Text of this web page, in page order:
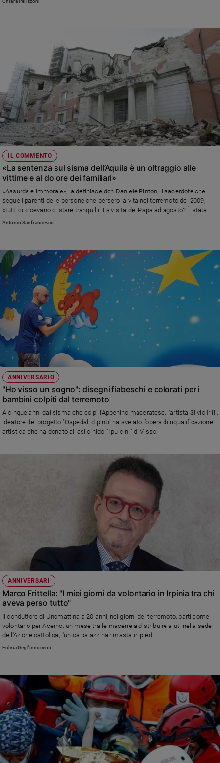
Chiara Pelizzoni
IL COMMENTO
«La sentenza sul sisma dell’Aquila è un oltraggio alle
vittime e al dolore dei familiari»
«Assurda e immorale», la definisce don Daniele Pinton, il sacerdote che
segue i parenti delle persone che persero la vita nel terremoto del 2009,
«tutti ci dicevano di stare tranquilli. La visita del Papa ad agosto? È stata
una carezza per queste persone e tutti noi»
Antonio Sanfrancesco
ANNIVERSARIO
"Ho visso un sogno": disegni fiabeschi e colorati per i
bambini colpiti dal terremoto
A cinque anni dal sisma che colpì l'Appenino maceratese, l’artista Silvio Irilli,
ideatore del progetto "Ospedali dipinti" ha svelato l’opera di riqualificazione
artistica che ha donato all’asilo nido "I pulcini" di Visso
ANNIVERSARI
Marco Frittella: "I miei giorni da volontario in Irpinia tra chi
aveva perso tutto"
Il conduttore di Unomattina a 20 anni, nei giorni del terremoto, partì come
volontario per Acerno: un mese tra le macerie a distribuire aiuti nella sede
dell'Azione cattolica, l'unica palazzina rimasta in piedi
Fulvia Degl'Innocenti